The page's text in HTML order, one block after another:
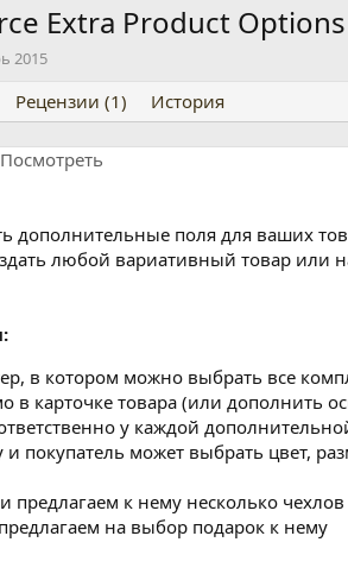
Extra Product Options
2015
Рецензии (1) История
Посмотреть
дополнительные поля для ваших
любой вариативный товар или
в котором можно выбрать все
в карточке товара (или дополнить
у каждой
покупатель может выбрать цвет,
предлагаем к нему несколько
на выбор подарок к нему